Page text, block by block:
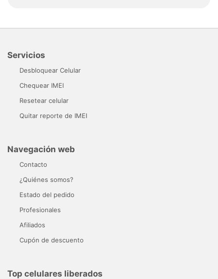
Servicios
Desbloquear Celular
Chequear IMEI
Resetear celular
Quitar reporte de IMEI
Navegación web
Contacto
¿Quiénes somos?
Estado del pedido
Profesionales
Afiliados
Cupón de descuento
Top celulares liberados